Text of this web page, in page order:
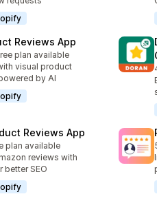
Reviews App
8875
plan available
visual product
by AI
Reviews App
412
plan available
reviews with
SEO